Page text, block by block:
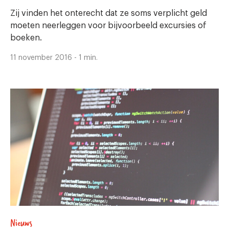
Zij vinden het onterecht dat ze soms verplicht geld
moeten neerleggen voor bijvoorbeeld excursies of
boeken.
11 november 2016 - 1 min.
Nieuws